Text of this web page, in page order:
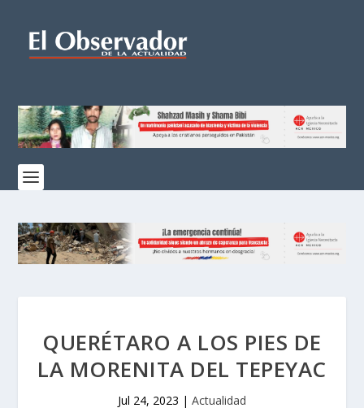
QUERÉTARO A LOS PIES DE
LA MORENITA DEL TEPEYAC
Jul 24, 2023 | Actualidad